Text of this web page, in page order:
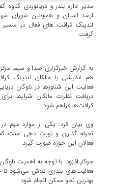
مدیر اداره بندر و دریانوردی
ارشد استان و همچنین شورای
لندینگ کرافت های فعال در مسیر
گرفت.
به گزارش خبرگزاری صدا و سیما
هم اندیشی با مالکان لندینگ
فعالیت این شناور‌ها در ناوگان
دریافت نظرات مالکان شرایط
کرافت‌ها فراهم شود.
وی بیان کرد: یکی از موارد مهم
تعرفه گذاری و نوبت دهی است
فعالان این حوزه صورت گیرد.
جوکار افزود: با توجه به اهمیت
فعالیت‌های بندری تلاش می‌شود
بهترین نحو ممکن انجام شود.